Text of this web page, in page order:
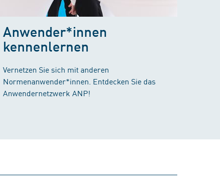
Anwender*innen
kennenlernen
Vernetzen Sie sich mit anderen
Normenanwender*innen. Entdecken Sie das
Anwendernetzwerk ANP!